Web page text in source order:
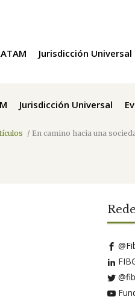
Jurisdicción Universal
Jurisdicción Universal
/ En camino hacia una